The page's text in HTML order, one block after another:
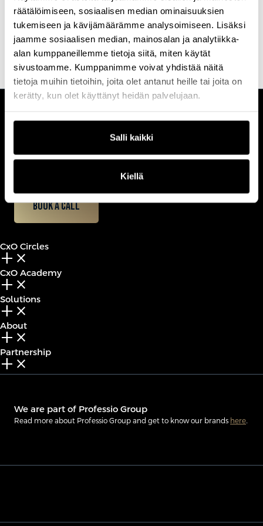
räätälöimiseen, sosiaalisen median ominaisuuksien
tukemiseen ja kävijämäärämme analysoimiseen. Lisäksi
jaamme sosiaalisen median, mainosalan ja analytiikka-
alan kumppaneillemme tietoja siitä, miten käytät
sivustoamme. Kumppanimme voivat yhdistää näitä
tietoja muihin tietoihin, joita olet antanut heille tai joita on
kerätty, kun olet käyttänyt heidän palvelujaan.
Salli kaikki
Kiellä
defense, and secure digital transformation. His approach blends
practical experience with bold innovation, always with a focus on
reducing the attack surface and staying ahead of adversaries
CUSTOMERCARE
Keilaranta 1 A, 02150 Espoo
Book a call
CxO Circles
add_2 close
CxO Academy
add_2 close
Solutions
add_2 close
About
add_2 close
Partnership
add_2 close
We are part of Professio Group
Read more about Professio Group and get to know our brands here.